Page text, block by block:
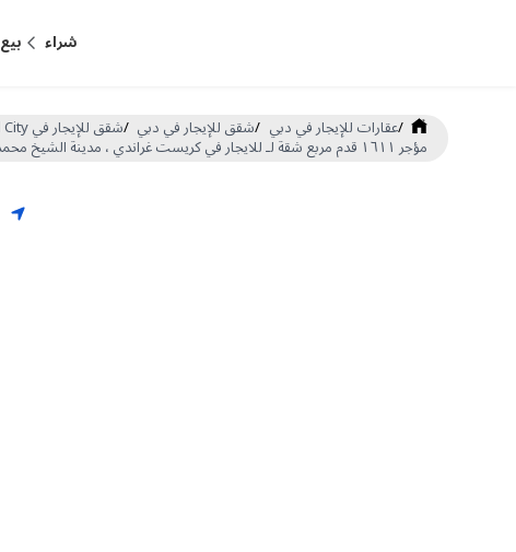
شراء بيع
/عقارات للإيجار في دبي /شقق للإيجار في دبي /شقق للإيجار في Mohammed Bin Rashid City
مؤجر ١٦١١ قدم مربع شقة لـ للايجار في كريست غراندي ، مدينة الشيخ محمد بن راشد (DP-R-61059)